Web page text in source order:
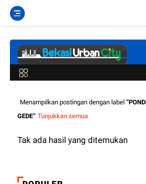
Menampilkan postingan dengan label
GEDE
Tunjukkan semua
Tak ada hasil yang ditemukan